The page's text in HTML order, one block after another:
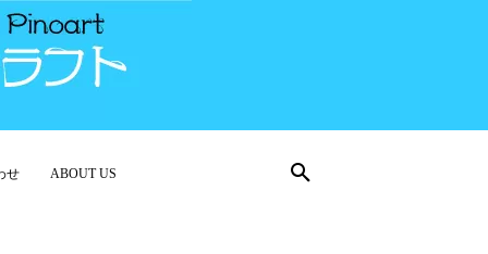
せ ABOUT US